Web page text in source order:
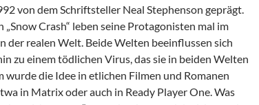
von dem Schriftsteller Neal Stephenson geprägt.
„Snow Crash“ leben seine Protagonisten mal im
der realen Welt. Beide Welten beeinflussen sich
zu einem tödlichen Virus, das sie in beiden Welten
wurde die Idee in etlichen Filmen und Romanen
in Matrix oder auch in Ready Player One. Was